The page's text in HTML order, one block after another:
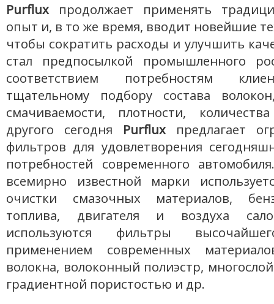
Purfluxпродолжает применять
опыт и, в то же время, вводит новейшие
чтобы сократить расходы и улучшить
стал предпосылкой промышленного
соответствием потребностям
тщательному подбору состава
смачиваемости, плотности,
другого сегодня Purfluxпредлагает
фильтров для удовлетворения
потребностей современного
всемирно известной марки
очистки смазочных материалов,
топлива, двигателя и воздуха
используются фильтры
применением современных
волокна, волоконный полиэстр,
градиентной пористостью и др.